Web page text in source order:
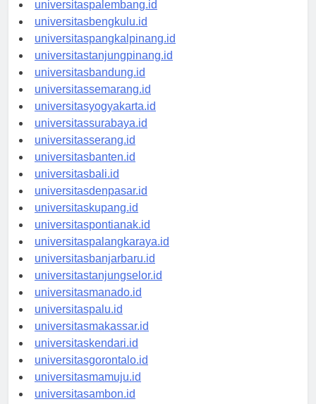
universitaspalembang.id
universitasbengkulu.id
universitaspangkalpinang.id
universitastanjungpinang.id
universitasbandung.id
universitassemarang.id
universitasyogyakarta.id
universitassurabaya.id
universitasserang.id
universitasbanten.id
universitasbali.id
universitasdenpasar.id
universitaskupang.id
universitaspontianak.id
universitaspalangkaraya.id
universitasbanjarbaru.id
universitastanjungselor.id
universitasmanado.id
universitaspalu.id
universitasmakassar.id
universitaskendari.id
universitasgorontalo.id
universitasmamuju.id
universitasambon.id